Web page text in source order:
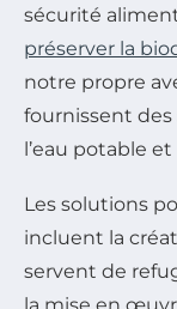
sécurité
préserver la
notre propre
fournissent des
l’eau potable
Les solutions
incluent la
servent de